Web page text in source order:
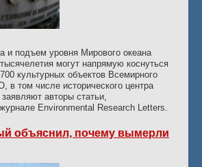
и подъем уровня Мирового океана
могут напрямую коснуться
культурных объектов Всемирного
том числе исторического центра
авторы статьи,
Environmental Research Letters.
объяснил, почему вымерли